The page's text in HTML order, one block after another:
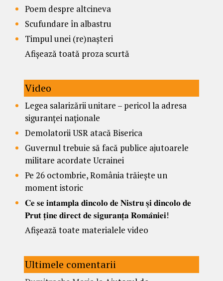
Poem despre altcineva
Scufundare în albastru
Timpul unei (re)nașteri
Afișează toată proza scurtă
Video
Legea salarizării unitare – pericol la adresa
siguranței naționale
Demolatorii USR atacă Biserica
Guvernul trebuie să facă publice ajutoarele
militare acordate Ucrainei
Pe 26 octombrie, România trăiește un
moment istoric
𝐂𝐞 𝐬𝐞 𝐢𝐧𝐭𝐚𝐦𝐩𝐥𝐚 𝐝𝐢𝐧𝐜𝐨𝐥𝐨 𝐝𝐞 𝐍𝐢𝐬𝐭𝐫𝐮 𝐬̦𝐢 𝐝𝐢𝐧𝐜𝐨𝐥𝐨 𝐝𝐞
𝐏𝐫𝐮𝐭 𝐭̦𝐢𝐧𝐞 𝐝𝐢𝐫𝐞𝐜𝐭 𝐝𝐞 𝐬𝐢𝐠𝐮𝐫𝐚𝐧𝐭̦𝐚 𝐑𝐨𝐦𝐚̂𝐧𝐢𝐞𝐢!
Afișează toate materialele video
Ultimele comentarii